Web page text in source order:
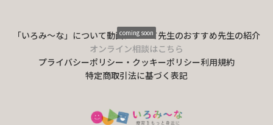
「いろみ〜な」について動画について先生のおすすめ先生の紹介
オンライン相談はこちら
coming soon
プライバシーポリシー・クッキーポリシー利用規約
特定商取引法に基づく表記